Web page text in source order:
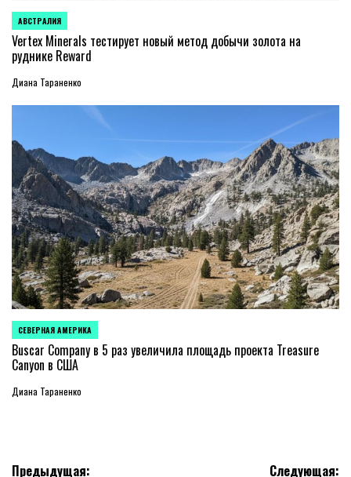
ОПУБЛИКОВАНО
В
АВСТРАЛИЯ
Vertex Minerals тестирует новый метод добычи золота на
руднике Reward
Диана Тараненко
ОПУБЛИКОВАНО
В
СЕВЕРНАЯ АМЕРИКА
Buscar Company в 5 раз увеличила площадь проекта Treasure
Canyon в США
Диана Тараненко
Предыдущая: Следующая: